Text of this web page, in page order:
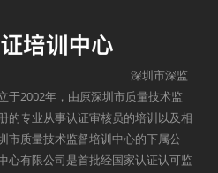
深圳市深监
于2002年，由原深圳市质量技术监
的专业从事认证审核员的培训以及相
市质量技术监督培训中心的下属公
心有限公司是首批经国家认证认可监